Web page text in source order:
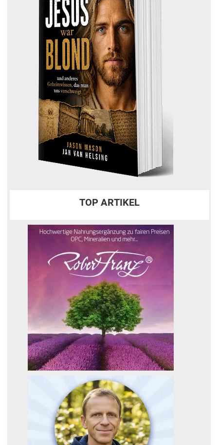
TOP ARTIKEL